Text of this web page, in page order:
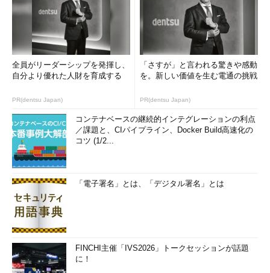
全員がリーダーシップを発揮し、
自分より優れた人財を育成する
PR(dentsu Japan)
「さすが」と言われる驚きや感動
を。新しい価値を生む電通の挑戦
PR(dentsu Japan)
コンテナベースの継続的インテグレーションの利点
／課題と、CIパイプライン、Docker Build高速化の
コツ (1/2...
「電子署名」とは、「デジタル署名」とは
FINCHI主催「IVS2026」トークセッションが話題
に！